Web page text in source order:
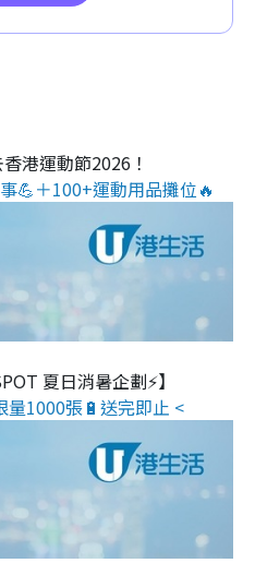
港運動節2026！
💪＋100+運動用品攤位🔥
夏日消暑企劃⚡】
量1000張🔋送完即止 <